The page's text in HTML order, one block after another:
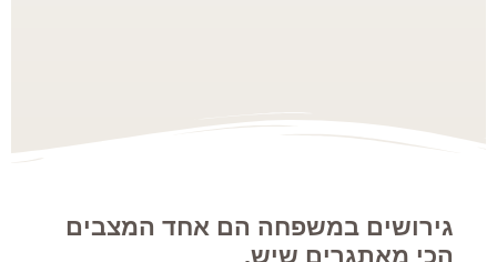
גירושים במשפחה הם אחד המצבים
הכי מאתגרים שיש.